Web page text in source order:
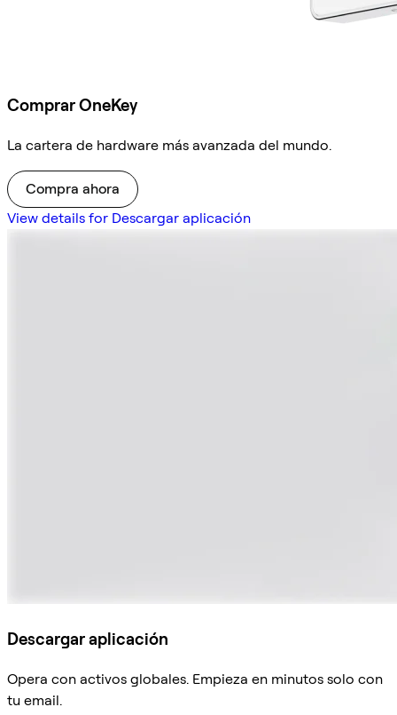
Comprar OneKey
La cartera de hardware más avanzada del mundo.
Compra ahora
View details for Descargar aplicación
Descargar aplicación
Opera con activos globales. Empieza en minutos solo con
tu email.